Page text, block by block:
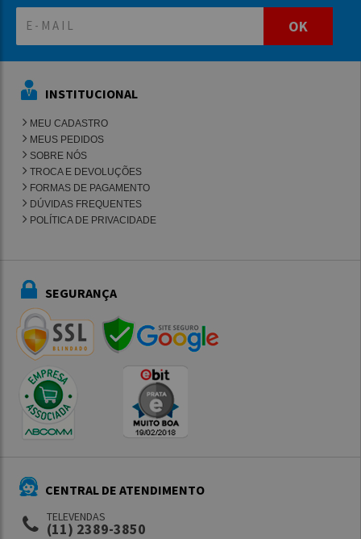
OK
INSTITUCIONAL
MEU CADASTRO
MEUS PEDIDOS
SOBRE NÓS
TROCA E DEVOLUÇÕES
FORMAS DE PAGAMENTO
DÚVIDAS FREQUENTES
POLÍTICA DE PRIVACIDADE
SEGURANÇA
CENTRAL DE ATENDIMENTO
TELEVENDAS
(11) 2389-3850